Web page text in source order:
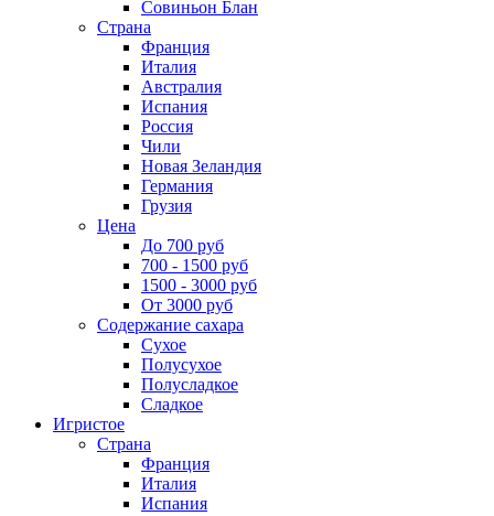
Совиньон Блан
Страна
Франция
Италия
Австралия
Испания
Россия
Чили
Новая Зеландия
Германия
Грузия
Цена
До 700 руб
700 - 1500 руб
1500 - 3000 руб
От 3000 руб
Содержание сахара
Сухое
Полусухое
Полусладкое
Сладкое
Игристое
Страна
Франция
Италия
Испания